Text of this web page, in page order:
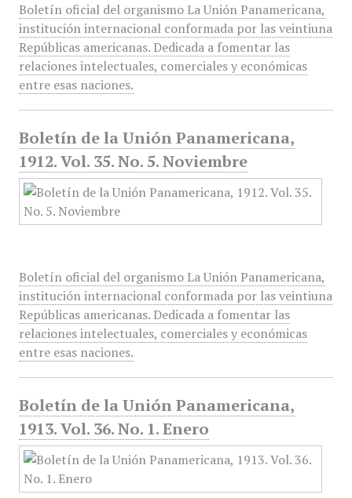
Boletín oficial del organismo La Unión Panamericana,
institución internacional conformada por las veintiuna
Repúblicas americanas. Dedicada a fomentar las
relaciones intelectuales, comerciales y económicas
entre esas naciones.
Boletín de la Unión Panamericana,
1912. Vol. 35. No. 5. Noviembre
Boletín oficial del organismo La Unión Panamericana,
institución internacional conformada por las veintiuna
Repúblicas americanas. Dedicada a fomentar las
relaciones intelectuales, comerciales y económicas
entre esas naciones.
Boletín de la Unión Panamericana,
1913. Vol. 36. No. 1. Enero